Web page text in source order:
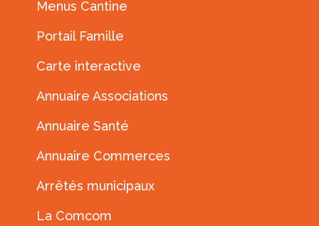
Menus Cantine
Portail Famille
Carte interactive
Annuaire Associations
Annuaire Santé
Annuaire Commerces
Arrêtés municipaux
La Comcom